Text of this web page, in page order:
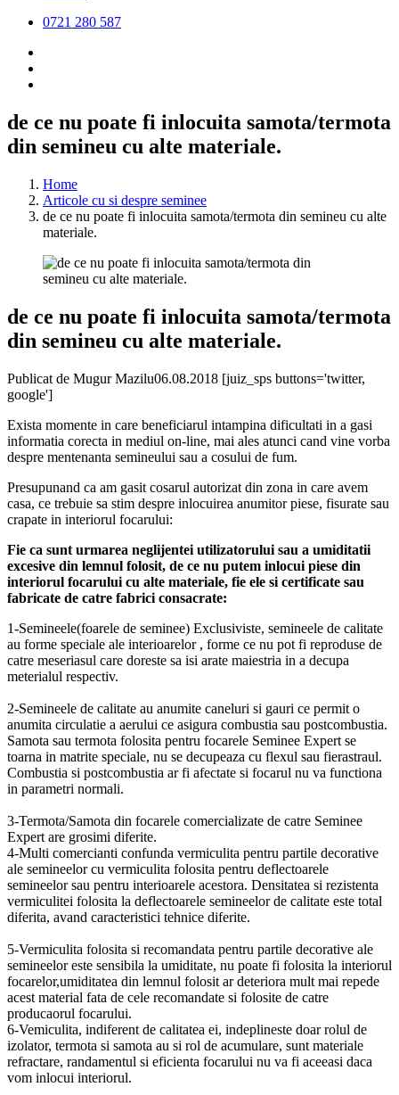
0721 280 587
de ce nu poate fi inlocuita samota/termota
din semineu cu alte materiale.
Home
Articole cu si despre seminee
de ce nu poate fi inlocuita samota/termota din semineu cu alte
materiale.
de ce nu poate fi inlocuita samota/termota
din semineu cu alte materiale.
Publicat de Mugur Mazilu06.08.2018 [juiz_sps buttons='twitter,
google']
Exista momente in care beneficiarul intampina dificultati in a gasi
informatia corecta in mediul on-line, mai ales atunci cand vine vorba
despre mentenanta semineului sau a cosului de fum.
Presupunand ca am gasit cosarul autorizat din zona in care avem
casa, ce trebuie sa stim despre inlocuirea anumitor piese, fisurate sau
crapate in interiorul focarului:
Fie ca sunt urmarea neglijentei utilizatorului sau a umiditatii
excesive din lemnul folosit, de ce nu putem inlocui piese din
interiorul focarului cu alte materiale, fie ele si certificate sau
fabricate de catre fabrici consacrate:
1-Semineele(foarele de seminee) Exclusiviste, semineele de calitate
au forme speciale ale interioarelor , forme ce nu pot fi reproduse de
catre meseriasul care doreste sa isi arate maiestria in a decupa
meterialul respectiv.
2-Semineele de calitate au anumite caneluri si gauri ce permit o
anumita circulatie a aerului ce asigura combustia sau postcombustia.
Samota sau termota folosita pentru focarele Seminee Expert se
toarna in matrite speciale, nu se decupeaza cu flexul sau fierastraul.
Combustia si postcombustia ar fi afectate si focarul nu va functiona
in parametri normali.
3-Termota/Samota din focarele comercializate de catre Seminee
Expert are grosimi diferite.
4-Multi comercianti confunda vermiculita pentru partile decorative
ale semineelor cu vermiculita folosita pentru deflectoarele
semineelor sau pentru interioarele acestora. Densitatea si rezistenta
vermiculitei folosita la deflectoarele semineelor de calitate este total
diferita, avand caracteristici tehnice diferite.
5-Vermiculita folosita si recomandata pentru partile decorative ale
semineelor este sensibila la umiditate, nu poate fi folosita la interiorul
focarelor,umiditatea din lemnul folosit ar deteriora mult mai repede
acest material fata de cele recomandate si folosite de catre
producaorul focarului.
6-Vemiculita, indiferent de calitatea ei, indeplineste doar rolul de
izolator, termota si samota au si rol de acumulare, sunt materiale
refractare, randamentul si eficienta focarului nu va fi aceeasi daca
vom inlocui interiorul.